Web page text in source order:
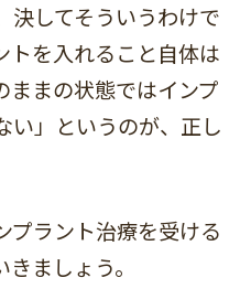
決してそういうわけで
トを入れること自体は
ままの状態ではインプ
い」というのが、正し
プラント治療を受ける
ましょう。